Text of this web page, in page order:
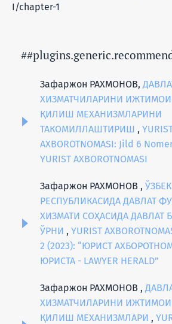
I/chapter-1
Зафаржон РАХМОНОВ,
ХИЗМАТЧИЛАРИНИ
ҚИЛИШ МEХАНИЗМЛАРИНИ
ТАКОМИЛЛАШТИРИШ ,
AXBOROTNOMASI: Jild 6
YURIST AXBOROTNOMASI
Зафаржон РАХМОНОВ ,
РЕСПУБЛИКАСИДА ДАВЛАТ
ХИЗМАТИ СОҲАСИДА ДАВЛАТ
ЎРНИ , YURIST
2 (2023): “ЮРИСТ
ЮРИСТА - LAWYER HERALD”
Зафаржон РАХМОНОВ ,
ХИЗМАТЧИЛАРИНИ
ҚИЛИШ МEХАНИЗМЛАРИ ,